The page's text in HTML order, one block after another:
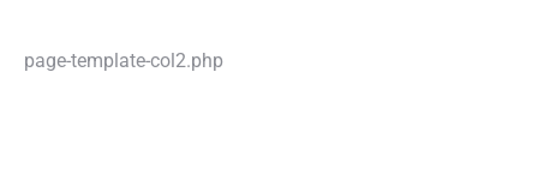
page-template-col2.php